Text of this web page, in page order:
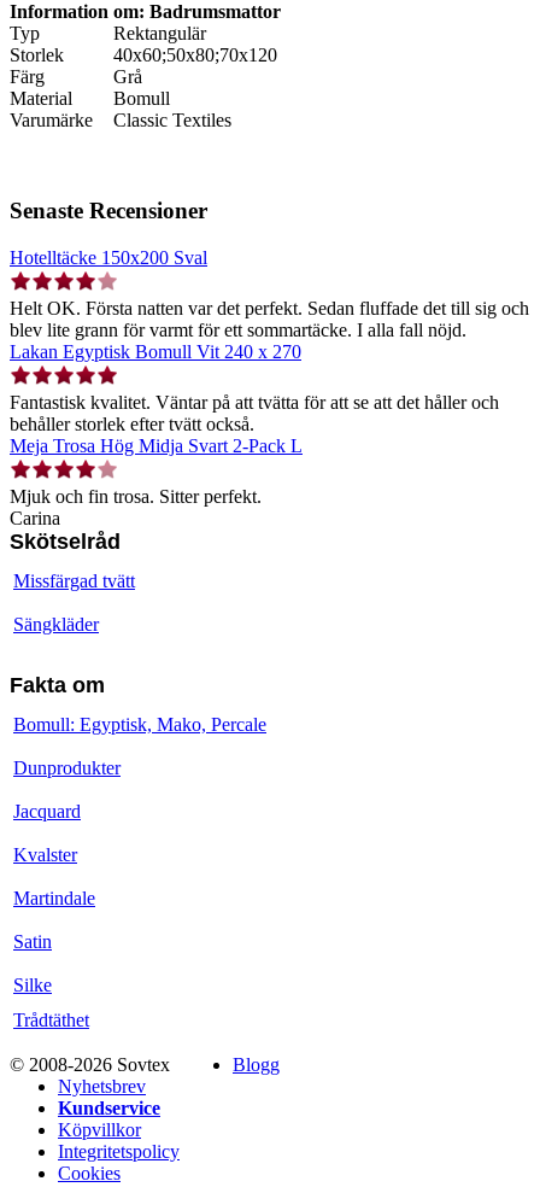
Information om: Badrumsmattor
Typ
Rektangulär
Storlek
40x60;50x80;70x120
Färg
Grå
Material
Bomull
Varumärke
Classic Textiles
Senaste Recensioner
Hotelltäcke 150x200 Sval
Helt OK. Första natten var det perfekt. Sedan fluffade det till sig och
blev lite grann för varmt för ett sommartäcke. I alla fall nöjd.
Lakan Egyptisk Bomull Vit 240 x 270
Fantastisk kvalitet. Väntar på att tvätta för att se att det håller och
behåller storlek efter tvätt också.
Meja Trosa Hög Midja Svart 2-Pack L
Mjuk och fin trosa. Sitter perfekt.
Carina
Skötselråd
Missfärgad tvätt
Sängkläder
Fakta om
Bomull: Egyptisk, Mako, Percale
Dunprodukter
Jacquard
Kvalster
Martindale
Satin
Silke
Trådtäthet
© 2008-2026 Sovtex
Blogg
Nyhetsbrev
Kundservice
Köpvillkor
Integritetspolicy
Cookies